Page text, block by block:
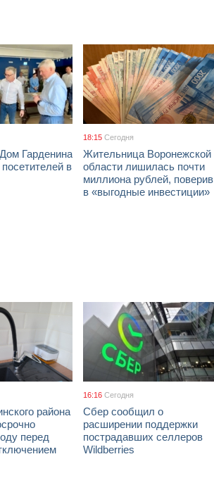
Гарденина
в
18:15 Сегодня
Жительница Воронежской
области лишилась почти
миллиона рублей, поверив
в «выгодные инвестиции»
района
перед
16:16 Сегодня
Сбер сообщил о
расширении поддержки
пострадавших селлеров
Wildberries